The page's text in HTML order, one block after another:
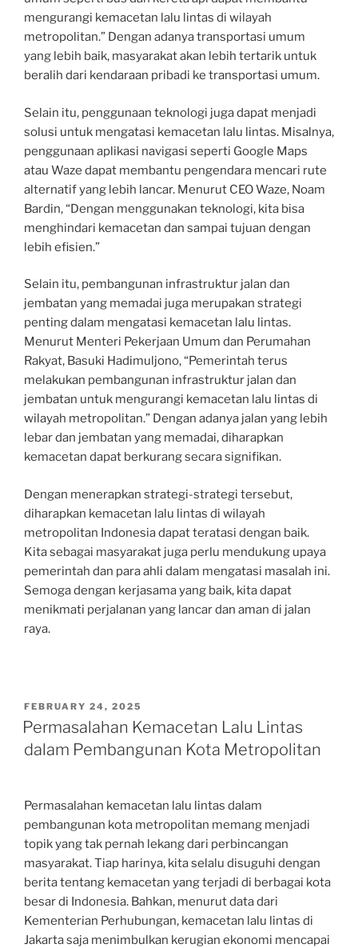
mengurangi kemacetan lalu lintas di wilayah
metropolitan.” Dengan adanya transportasi umum
yang lebih baik, masyarakat akan lebih tertarik untuk
beralih dari kendaraan pribadi ke transportasi umum.
Selain itu, penggunaan teknologi juga dapat menjadi
solusi untuk mengatasi kemacetan lalu lintas. Misalnya,
penggunaan aplikasi navigasi seperti Google Maps
atau Waze dapat membantu pengendara mencari rute
alternatif yang lebih lancar. Menurut CEO Waze, Noam
Bardin, “Dengan menggunakan teknologi, kita bisa
menghindari kemacetan dan sampai tujuan dengan
lebih efisien.”
Selain itu, pembangunan infrastruktur jalan dan
jembatan yang memadai juga merupakan strategi
penting dalam mengatasi kemacetan lalu lintas.
Menurut Menteri Pekerjaan Umum dan Perumahan
Rakyat, Basuki Hadimuljono, “Pemerintah terus
melakukan pembangunan infrastruktur jalan dan
jembatan untuk mengurangi kemacetan lalu lintas di
wilayah metropolitan.” Dengan adanya jalan yang lebih
lebar dan jembatan yang memadai, diharapkan
kemacetan dapat berkurang secara signifikan.
Dengan menerapkan strategi-strategi tersebut,
diharapkan kemacetan lalu lintas di wilayah
metropolitan Indonesia dapat teratasi dengan baik.
Kita sebagai masyarakat juga perlu mendukung upaya
pemerintah dan para ahli dalam mengatasi masalah ini.
Semoga dengan kerjasama yang baik, kita dapat
menikmati perjalanan yang lancar dan aman di jalan
raya.
POSTED
ON
FEBRUARY 24, 2025
Permasalahan Kemacetan Lalu Lintas
dalam Pembangunan Kota Metropolitan
Permasalahan kemacetan lalu lintas dalam
pembangunan kota metropolitan memang menjadi
topik yang tak pernah lekang dari perbincangan
masyarakat. Tiap harinya, kita selalu disuguhi dengan
berita tentang kemacetan yang terjadi di berbagai kota
besar di Indonesia. Bahkan, menurut data dari
Kementerian Perhubungan, kemacetan lalu lintas di
Jakarta saja menimbulkan kerugian ekonomi mencapai